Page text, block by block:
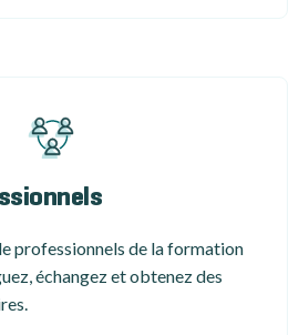
professionnels de la formation
échangez et obtenez des